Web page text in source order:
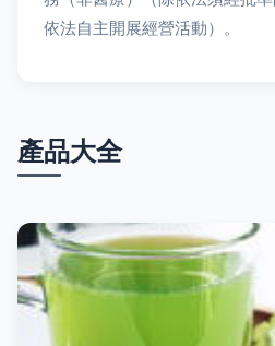
依法自主開展經營活動）。
產品大全